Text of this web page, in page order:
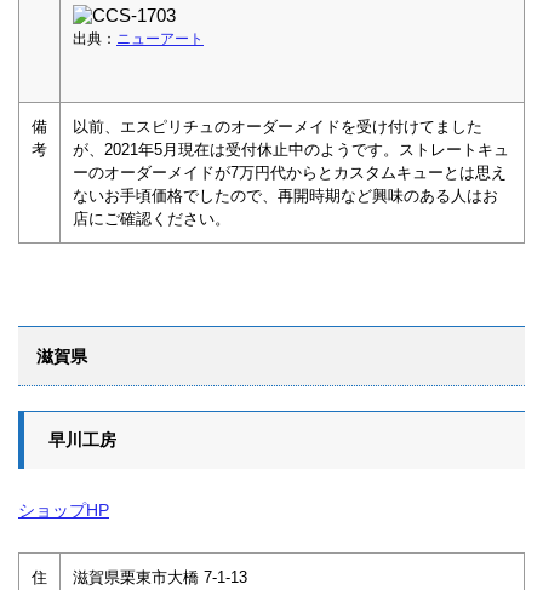
出典： ニューアート
備
考
以前、エスピリチュのオーダーメイドを受け付けてました
が、2021年5月現在は受付休止中のようです。ストレートキュ
ーのオーダーメイドが7万円代からとカスタムキューとは思え
ないお手頃価格でしたので、再開時期など興味のある人はお
店にご確認ください。
滋賀県
早川工房
ショップHP
住
滋賀県栗東市大橋 7-1-13